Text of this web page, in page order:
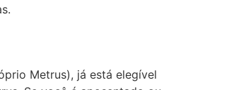
Metrus), já está elegível